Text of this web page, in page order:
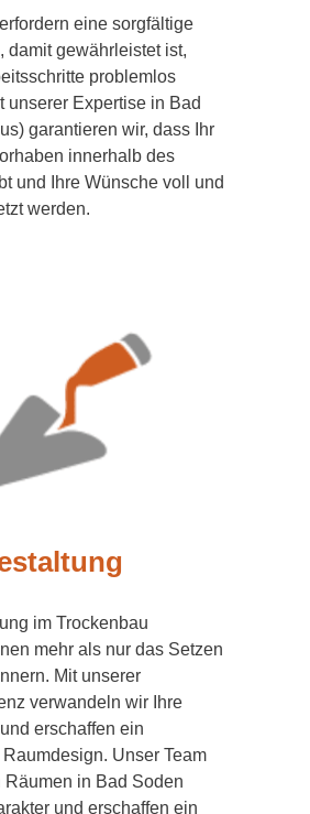
eine sorgfältige
damit gewährleistet ist,
problemlos
unserer Expertise in Bad
garantieren wir, dass Ihr
innerhalb des
und Ihre Wünsche voll und
werden.
im Trockenbau
mehr als nur das Setzen
Mit unserer
verwandeln wir Ihre
erschaffen ein
Unser Team
Räumen in Bad Soden
und erschaffen ein